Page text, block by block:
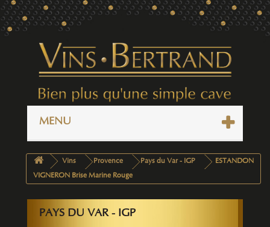
MENU
Vins Provence Pays du Var - IGP ESTANDON
VIGNERON Brise Marine Rouge
PAYS DU VAR - IGP